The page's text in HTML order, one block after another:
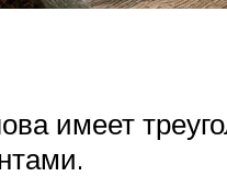
имеет